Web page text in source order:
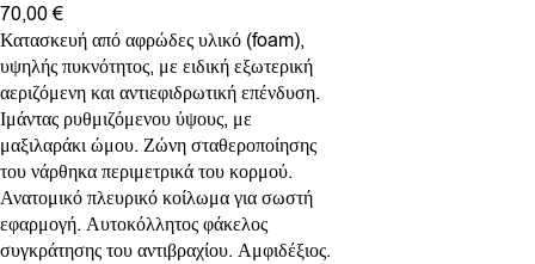
70,00€
Κατασκευή από αφρώδες υλικό (foam),
υψηλής πυκνότητος, με ειδική εξωτερική
αεριζόμενη και αντιεφιδρωτική επένδυση.
Ιμάντας ρυθμιζόμενου ύψους, με
μαξιλαράκι ώμου. Ζώνη σταθεροποίησης
του νάρθηκα περιμετρικά του κορμού.
Ανατομικό πλευρικό κοίλωμα για σωστή
εφαρμογή. Αυτοκόλλητος φάκελος
συγκράτησης του αντιβραχίου. Αμφιδέξιος.